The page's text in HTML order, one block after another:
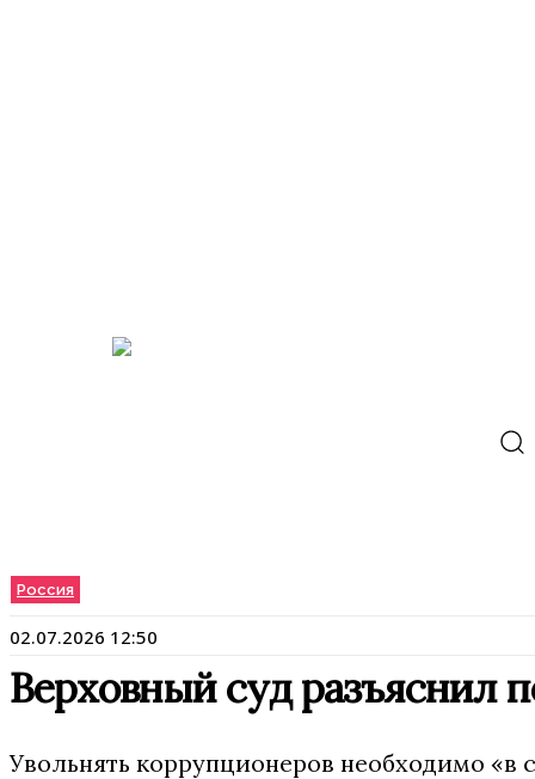
Россия
02.07.2026 12:50
Верховный суд разъяснил
Увольнять коррупционеров необходимо «в